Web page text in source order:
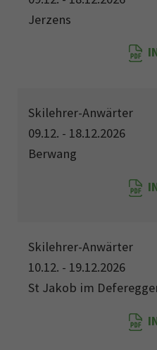
Jerzens
Skilehrer-Anwärter
09.12. - 18.12.2026
Berwang
Skilehrer-Anwärter
10.12. - 19.12.2026
St Jakob im